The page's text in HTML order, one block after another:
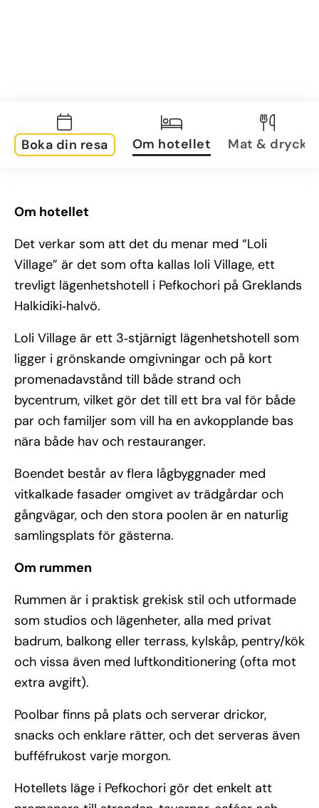
Boka din resa Om hotellet Mat & dryck
Om hotellet
Det verkar som att det du menar med “Loli
Village” är det som ofta kallas Ioli Village, ett
trevligt lägenhetshotell i Pefkochori på Greklands
Halkidiki‑halvö.
Loli Village är ett 3‑stjärnigt lägenhetshotell som
ligger i grönskande omgivningar och på kort
promenadavstånd till både strand och
bycentrum, vilket gör det till ett bra val för både
par och familjer som vill ha en avkopplande bas
nära både hav och restauranger.
Boendet består av flera lågbyggnader med
vitkalkade fasader omgivet av trädgårdar och
gångvägar, och den stora poolen är en naturlig
samlingsplats för gästerna.
Om rummen
Rummen är i praktisk grekisk stil och utformade
som studios och lägenheter, alla med privat
badrum, balkong eller terrass, kylskåp, pentry/kök
och vissa även med luftkonditionering (ofta mot
extra avgift).
Poolbar finns på plats och serverar drickor,
snacks och enklare rätter, och det serveras även
bufféfrukost varje morgon.
Hotellets läge i Pefkochori gör det enkelt att